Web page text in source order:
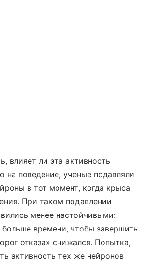
влияет ли эта активность
на поведение, ученые подавляли
в тот момент, когда крыса
При таком подавлении
менее настойчивыми:
времени, чтобы завершить
отказа» снижался. Попытка,
активность тех же нейронов